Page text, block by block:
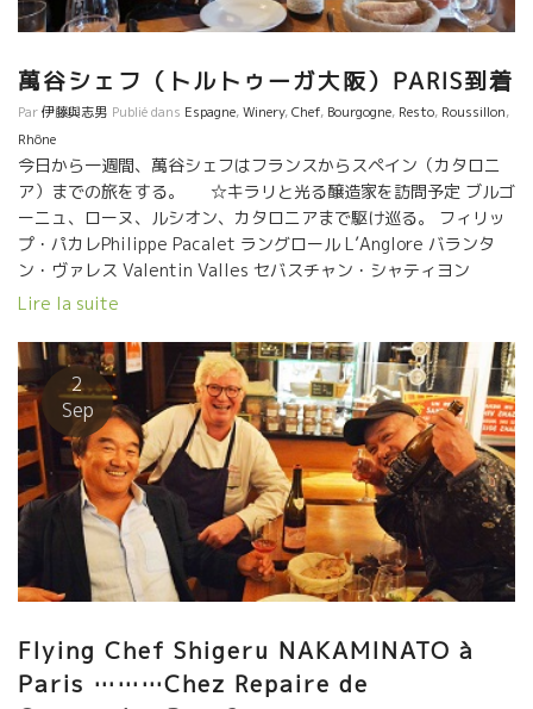
萬谷シェフ（トルトゥーガ大阪）PARIS到着
Par伊藤與志男 Publié dans Espagne,Winery,Chef, Bourgogne, Resto, Roussillon,
Rhône
今日から一週間、萬谷シェフはフランスからスペイン（カタロニ
ア）までの旅をする。 ☆キラリと光る醸造家を訪問予定 ブルゴ
ーニュ、ローヌ、ルシオン、カタロニアまで駆け巡る。 フィリッ
プ・パカレPhilippe Pacalet ラングロール L’Anglore バランタ
ン・ヴァレス Valentin Valles セバスチャン・シャティヨン
Sebastien Chatillon フラール・ルージュFoullards Rouges ヨヨ
今夜は前夜祭 シャルル・トゴール空港到着後、ここ即、パリの自
然派ワインBISTOROの老舗 ルペール・ド・カルトゥッシュ
Repaire de Cartoucheへ直行。 残念ながら今夜はロドルフ・シ
ェフが不在。 今年のプランタン、濃縮感もあって爽やかさも同
時に備えている。 美味しかった。
Lire la suite
2
Sep
Flying Chef Shigeru NAKAMINATO à
Paris ………Chez Repaire de